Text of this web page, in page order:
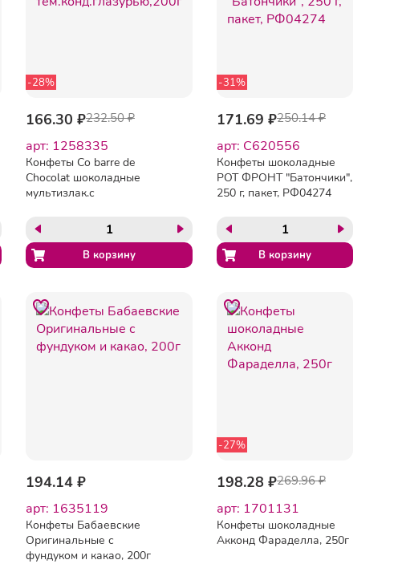
-28%
166.30 ₽232.50 ₽
арт: 1258335
Конфеты Co barre de
Chocolat шоколадные
мультизлак.с
-31%
171.69 ₽250.14 ₽
арт: C620556
Конфеты шоколадные
РОТ ФРОНТ "Батончики",
250 г, пакет, РФ04274
194.14 ₽
арт: 1635119
Конфеты Бабаевские
Оригинальные с
фундуком и какао, 200г
-27%
198.28 ₽269.96 ₽
арт: 1701131
Конфеты шоколадные
Акконд Фараделла, 250г